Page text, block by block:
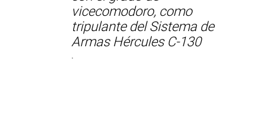
vicecomodoro, como
tripulante del Sistema de
Armas Hércules C-130
.